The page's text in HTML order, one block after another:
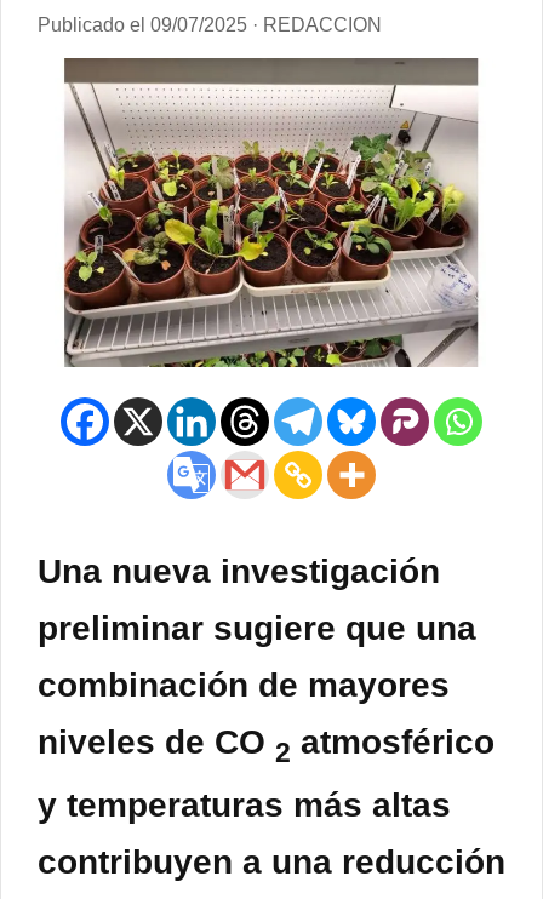
Publicado el 09/07/2025 · REDACCION
Una nueva investigación
preliminar sugiere que una
combinación de mayores
niveles de CO 2 atmosférico
y temperaturas más altas
contribuyen a una reducción